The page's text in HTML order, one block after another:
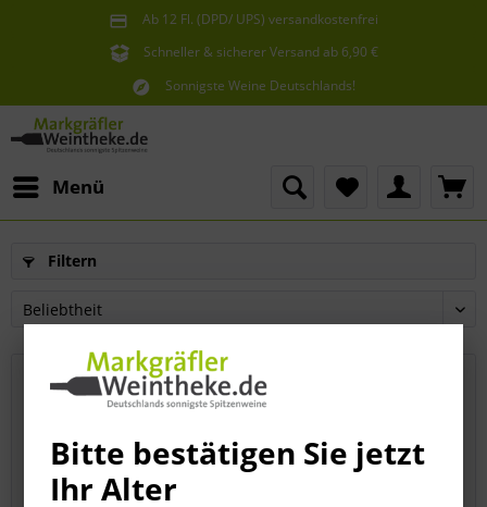
Ab 12 Fl. (DPD/ UPS) versandkostenfrei
innerhalb Deutschlands
Schneller & sicherer Versand ab 6,90 €
Sie erreichen uns unter der Tel: 07621 1685286
Sonnigste Weine Deutschlands!
Menü
Filtern
Bitte bestätigen Sie jetzt
Ihr Alter